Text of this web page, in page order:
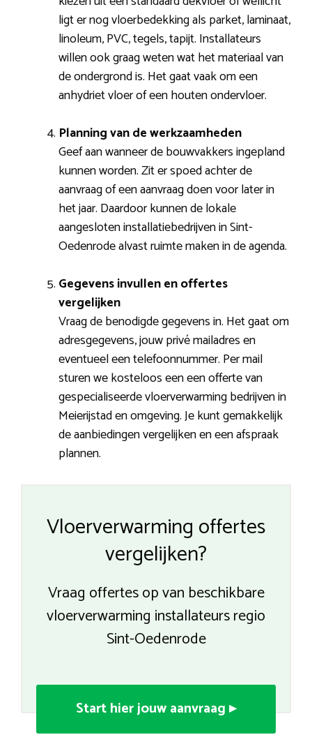
ligt er nog vloerbedekking als parket, laminaat,
linoleum, PVC, tegels, tapijt. Installateurs
willen ook graag weten wat het materiaal van
de ondergrond is. Het gaat vaak om een
anhydriet vloer of een houten ondervloer.
Planning van de werkzaamheden
Geef aan wanneer de bouwvakkers ingepland
kunnen worden. Zit er spoed achter de
aanvraag of een aanvraag doen voor later in
het jaar. Daardoor kunnen de lokale
aangesloten installatiebedrijven in Sint-
Oedenrode alvast ruimte maken in de agenda.
Gegevens invullen en offertes
vergelijken
Vraag de benodigde gegevens in. Het gaat om
adresgegevens, jouw privé mailadres en
eventueel een telefoonnummer. Per mail
sturen we kosteloos een een offerte van
gespecialiseerde vloerverwarming bedrijven in
Meierijstad en omgeving. Je kunt gemakkelijk
de aanbiedingen vergelijken en een afspraak
plannen.
Vloerverwarming offertes
vergelijken?
Vraag offertes op van beschikbare
vloerverwarming installateurs regio
Sint-Oedenrode
Start hier jouw aanvraag ▸